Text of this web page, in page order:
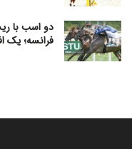
دو اسب با
فرانسه؛ یک